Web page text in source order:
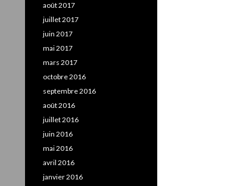
août 2017
juillet 2017
juin 2017
mai 2017
mars 2017
octobre 2016
septembre 2016
août 2016
juillet 2016
juin 2016
mai 2016
avril 2016
janvier 2016